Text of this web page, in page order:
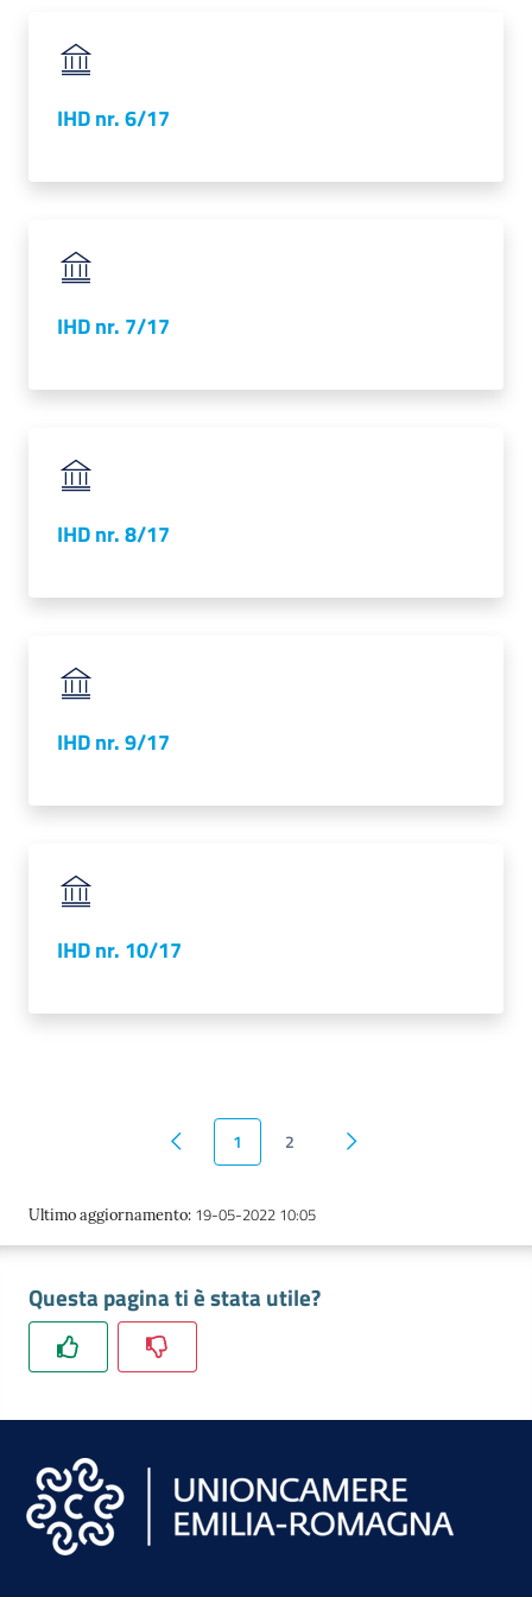
IHD nr. 6/17
IHD nr. 7/17
IHD nr. 8/17
IHD nr. 9/17
IHD nr. 10/17
Pagina precedente
1 2 Pagina successiva
Ultimo aggiornamento: 19-05-2022 10:05
Questa pagina ti è stata utile?